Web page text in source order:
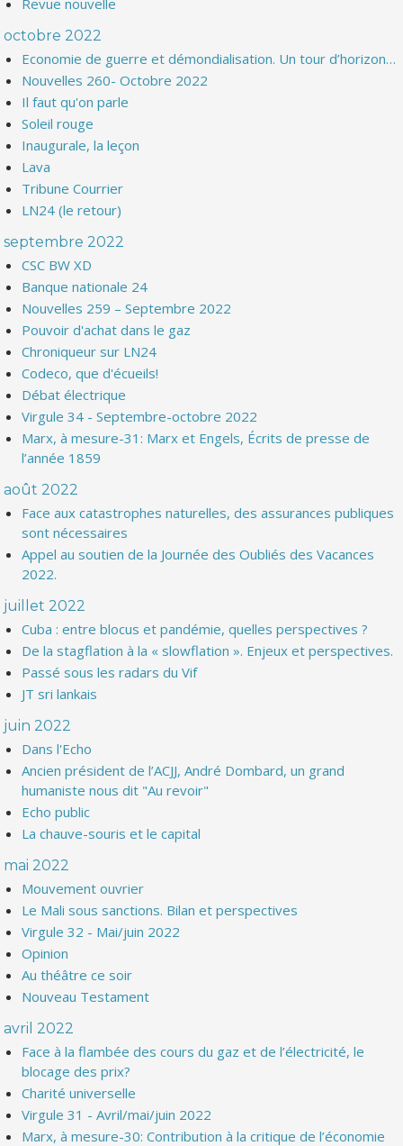
Revue nouvelle
octobre 2022
Economie de guerre et démondialisation. Un tour d’horizon…
Nouvelles 260- Octobre 2022
Il faut qu'on parle
Soleil rouge
Inaugurale, la leçon
Lava
Tribune Courrier
LN24 (le retour)
septembre 2022
CSC BW XD
Banque nationale 24
Nouvelles 259 – Septembre 2022
Pouvoir d'achat dans le gaz
Chroniqueur sur LN24
Codeco, que d'écueils!
Débat électrique
Virgule 34 - Septembre-octobre 2022
Marx, à mesure-31: Marx et Engels, Écrits de presse de
l’année 1859
août 2022
Face aux catastrophes naturelles, des assurances publiques
sont nécessaires
Appel au soutien de la Journée des Oubliés des Vacances
2022.
juillet 2022
Cuba : entre blocus et pandémie, quelles perspectives ?
De la stagflation à la « slowflation ». Enjeux et perspectives.
Passé sous les radars du Vif
JT sri lankais
juin 2022
Dans l'Echo
Ancien président de l’ACJJ, André Dombard, un grand
humaniste nous dit "Au revoir"
Echo public
La chauve-souris et le capital
mai 2022
Mouvement ouvrier
Le Mali sous sanctions. Bilan et perspectives
Virgule 32 - Mai/juin 2022
Opinion
Au théâtre ce soir
Nouveau Testament
avril 2022
Face à la flambée des cours du gaz et de l’électricité, le
blocage des prix?
Charité universelle
Virgule 31 - Avril/mai/juin 2022
Marx, à mesure-30: Contribution à la critique de l’économie